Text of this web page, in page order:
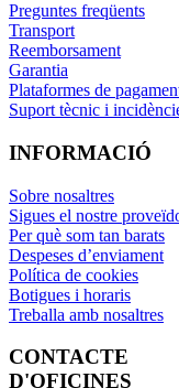
Preguntes freqüents
Transport
Reemborsament
Garantia
Plataformes de
Suport tècnic i
INFORMACIÓ
Sobre nosaltres
Sigues el nostre
Per què som tan barats
Despeses d’enviament
Política de cookies
Botigues i horaris
Treballa amb nosaltres
CONTACTE
D'OFICINES